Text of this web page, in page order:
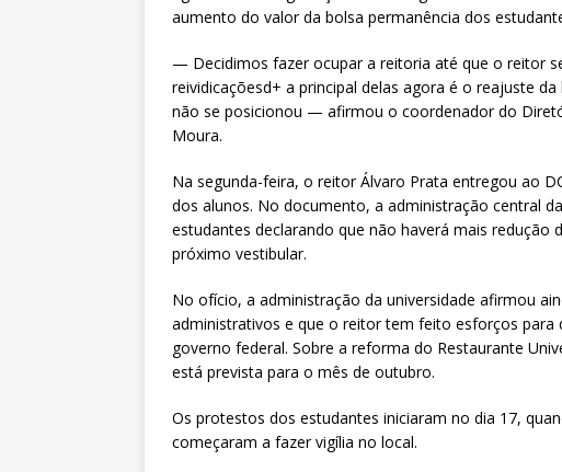
aumento do valor da bolsa permanência dos
— Decidimos fazer ocupar a reitoria até que o reitor
reividicaçõesd+ a principal delas agora é o reajuste
não se posicionou — afirmou o coordenador do
Moura.
Na segunda-feira, o reitor Álvaro Prata entregou ao
dos alunos. No documento, a administração central
estudantes declarando que não haverá mais redução
próximo vestibular.
No ofício, a administração da universidade afirmou
administrativos e que o reitor tem feito esforços
governo federal. Sobre a reforma do Restaurante
está prevista para o mês de outubro.
Os protestos dos estudantes iniciaram no dia 17,
começaram a fazer vigília no local.